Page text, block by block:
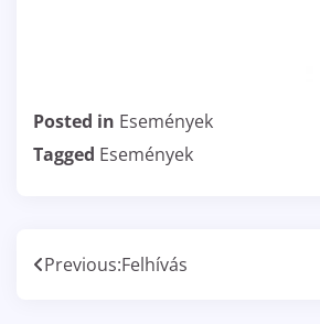
Posted in Események
Tagged Események
Bejegyzés
Previous:Felhívás